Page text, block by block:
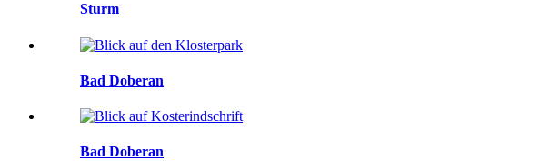
Sturm
Bad Doberan
Bad Doberan